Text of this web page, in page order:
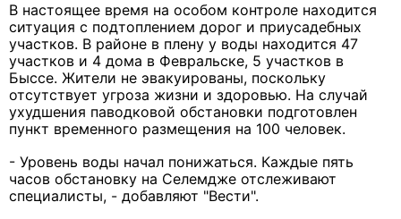
В настоящее время на особом контроле находится
ситуация с подтоплением дорог и приусадебных
участков. В районе в плену у воды находится 47
участков и 4 дома в Февральске, 5 участков в
Быссе. Жители не эвакуированы, поскольку
отсутствует угроза жизни и здоровью. На случай
ухудшения паводковой обстановки подготовлен
пункт временного размещения на 100 человек.
- Уровень воды начал понижаться. Каждые пять
часов обстановку на Селемдже отслеживают
специалисты, - добавляют "Вести".